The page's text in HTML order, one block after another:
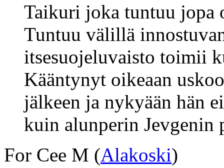
Taikuri joka tuntuu jopa
Tuntuu välillä
itsesuojeluvaisto toimii
Kääntynyt oikeaan
jälkeen ja nykyään hän
kuin alunperin Jevgenin
For Cee M (Alakoski)